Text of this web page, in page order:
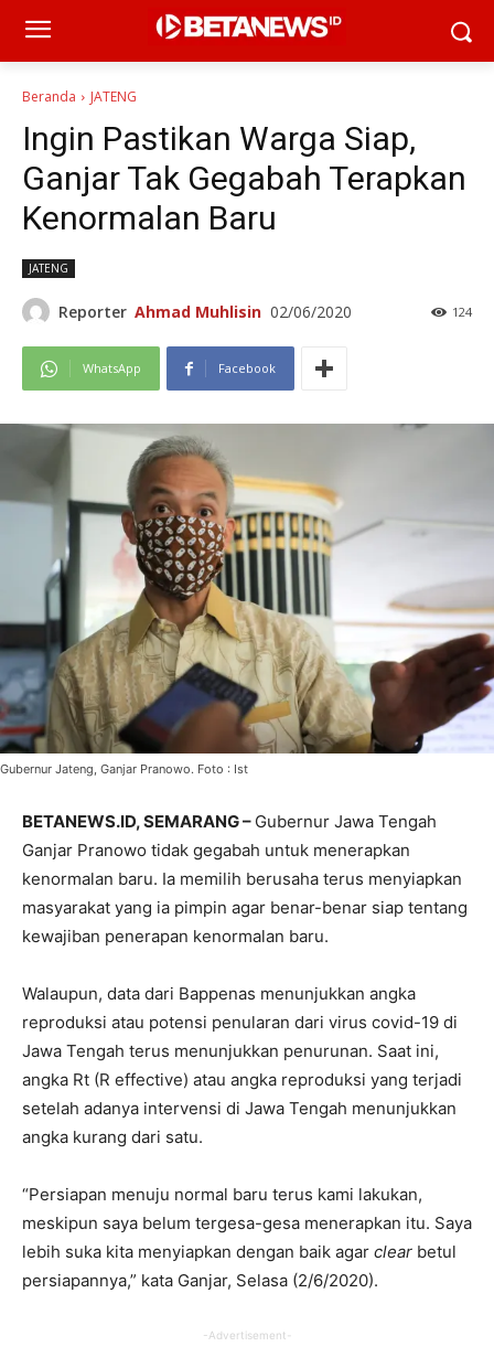
Beranda JATENG
Ingin Pastikan Warga Siap,
Ganjar Tak Gegabah Terapkan
Kenormalan Baru
JATENG
Reporter Ahmad Muhlisin 02/06/2020 124
WhatsApp Facebook
Gubernur Jateng, Ganjar Pranowo. Foto : Ist
BETANEWS.ID, SEMARANG – Gubernur Jawa Tengah
Ganjar Pranowo tidak gegabah untuk menerapkan
kenormalan baru. Ia memilih berusaha terus menyiapkan
masyarakat yang ia pimpin agar benar-benar siap tentang
kewajiban penerapan kenormalan baru.
Walaupun, data dari Bappenas menunjukkan angka
reproduksi atau potensi penularan dari virus covid-19 di
Jawa Tengah terus menunjukkan penurunan. Saat ini,
angka Rt (R effective) atau angka reproduksi yang terjadi
setelah adanya intervensi di Jawa Tengah menunjukkan
angka kurang dari satu.
“Persiapan menuju normal baru terus kami lakukan,
meskipun saya belum tergesa-gesa menerapkan itu. Saya
lebih suka kita menyiapkan dengan baik agar clear betul
persiapannya,” kata Ganjar, Selasa (2/6/2020).
-Advertisement-